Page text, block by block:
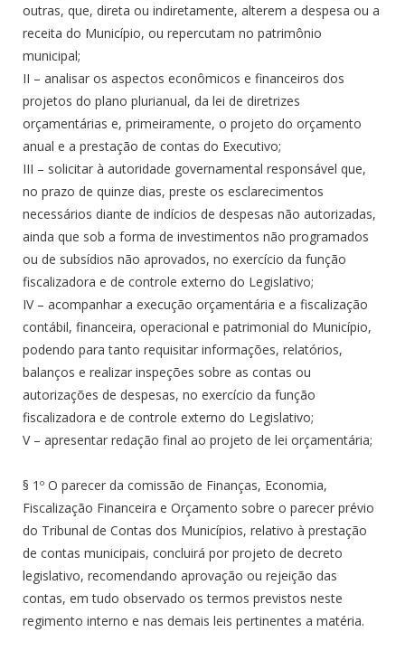
outras, que, direta ou indiretamente, alterem a despesa ou a
receita do Município, ou repercutam no patrimônio
municipal;
II – analisar os aspectos econômicos e financeiros dos
projetos do plano plurianual, da lei de diretrizes
orçamentárias e, primeiramente, o projeto do orçamento
anual e a prestação de contas do Executivo;
III – solicitar à autoridade governamental responsável que,
no prazo de quinze dias, preste os esclarecimentos
necessários diante de indícios de despesas não autorizadas,
ainda que sob a forma de investimentos não programados
ou de subsídios não aprovados, no exercício da função
fiscalizadora e de controle externo do Legislativo;
IV – acompanhar a execução orçamentária e a fiscalização
contábil, financeira, operacional e patrimonial do Município,
podendo para tanto requisitar informações, relatórios,
balanços e realizar inspeções sobre as contas ou
autorizações de despesas, no exercício da função
fiscalizadora e de controle externo do Legislativo;
V – apresentar redação final ao projeto de lei orçamentária;
§ 1º O parecer da comissão de Finanças, Economia,
Fiscalização Financeira e Orçamento sobre o parecer prévio
do Tribunal de Contas dos Municípios, relativo à prestação
de contas municipais, concluirá por projeto de decreto
legislativo, recomendando aprovação ou rejeição das
contas, em tudo observado os termos previstos neste
regimento interno e nas demais leis pertinentes a matéria.